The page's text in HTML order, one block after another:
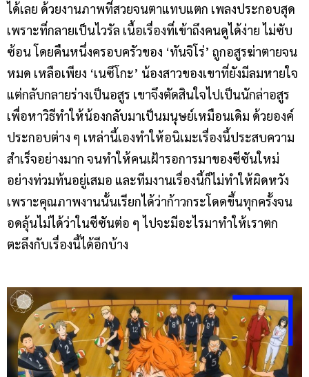
ได้เลย ด้วยงานภาพที่สวยจนตาแทบแตก เพลงประกอบสุด
เพราะที่กลายเป็นไวรัล เนื้อเรื่องที่เข้าถึงคนดูได้ง่าย ไม่ซับ
ซ้อน โดยคืนหนึ่งครอบครัวของ ‘ทันจิโร่’ ถูกอสูรฆ่าตายจน
หมด เหลือเพียง ‘เนซึโกะ’ น้องสาวของเขาที่ยังมีลมหายใจ
แต่กลับกลายร่างเป็นอสูร เขาจึงตัดสินใจไปเป็นนักล่าอสูร
เพื่อหาวิธีทำให้น้องกลับมาเป็นมนุษย์เหมือนเดิม ด้วยองค์
ประกอบต่าง ๆ เหล่านี้เองทำให้อนิเมะเรื่องนี้ประสบความ
สำเร็จอย่างมาก จนทำให้คนเฝ้ารอการมาของซีซันใหม่
อย่างท่วมท้นอยู่เสมอ และทีมงานเรื่องนี้ก็ไม่ทำให้ผิดหวัง
เพราะคุณภาพงานนั้นเรียกได้ว่าก้าวกระโดดขึ้นทุกครั้งจน
อดลุ้นไม่ได้ว่าในซีซันต่อ ๆ ไปจะมีอะไรมาทำให้เราตก
ตะลึงกับเรื่องนี้ได้อีกบ้าง